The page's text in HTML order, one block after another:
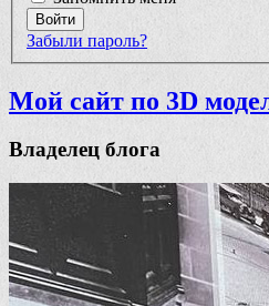
Войти
Забыли пароль?
Мой сайт по 3D
Владелец блога